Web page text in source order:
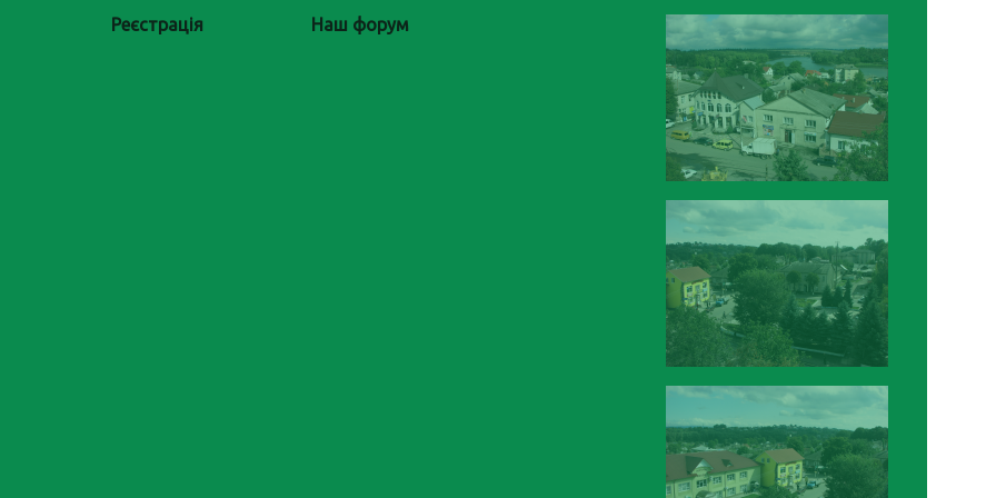
Реєстрація Наш форум